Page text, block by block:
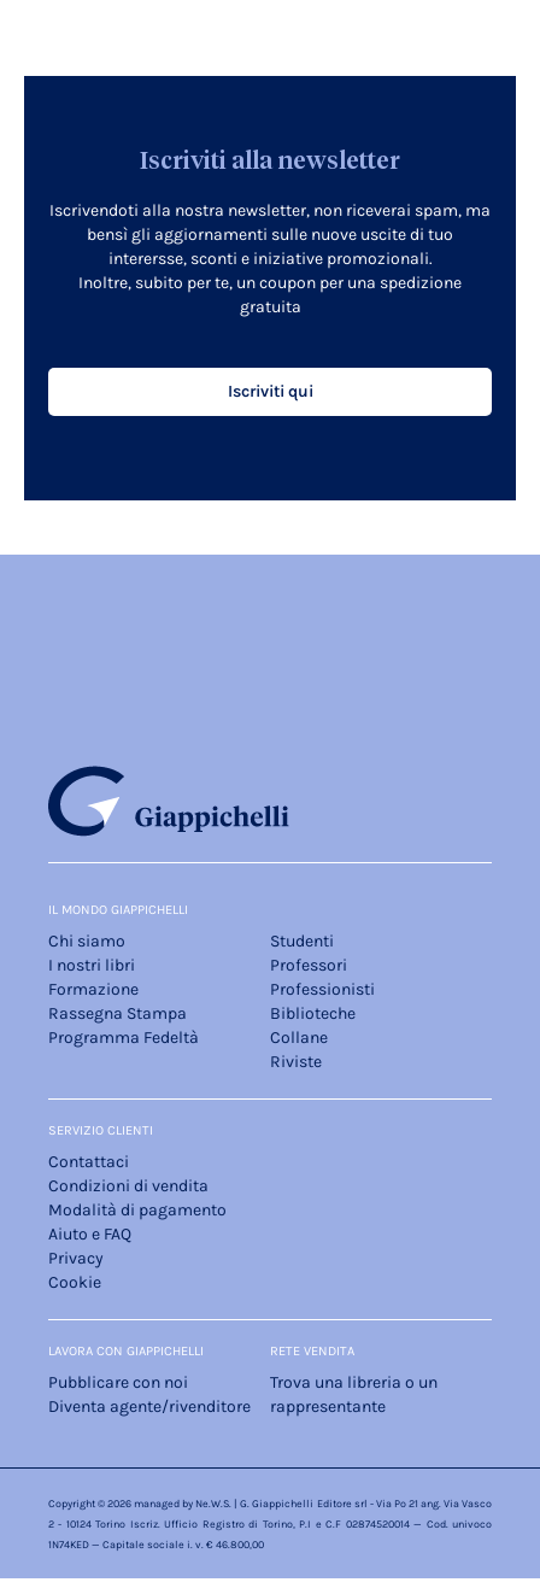
Iscriviti alla newsletter
Iscrivendoti alla nostra newsletter, non riceverai spam, ma
bensì gli aggiornamenti sulle nuove uscite di tuo
interersse, sconti e iniziative promozionali.
Inoltre, subito per te, un coupon per una spedizione
gratuita
Iscriviti qui
IL MONDO GIAPPICHELLI
Chi siamo
I nostri libri
Formazione
Rassegna Stampa
Programma Fedeltà
Studenti
Professori
Professionisti
Biblioteche
Collane
Riviste
SERVIZIO CLIENTI
Contattaci
Condizioni di vendita
Modalità di pagamento
Aiuto e FAQ
Privacy
Cookie
LAVORA CON GIAPPICHELLI
Pubblicare con noi
Diventa agente/rivenditore
RETE VENDITA
Trova una libreria o un
rappresentante
Copyright © 2026 managed by Ne.W.S. | G. Giappichelli Editore srl - Via Po 21 ang. Via Vasco
2 - 10124 Torino Iscriz. Ufficio Registro di Torino, P.I e C.F 02874520014 — Cod. univoco
1N74KED — Capitale sociale i. v. € 46.800,00